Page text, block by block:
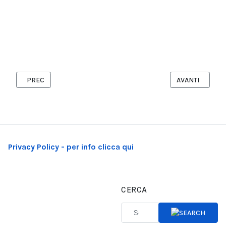
ARTICOLO PRECEDENTE: SIAMO FIGLI DI TUTTE LE
PREC ARTICOLO
AVANTI
Privacy Policy - per info clicca qui
CERCA